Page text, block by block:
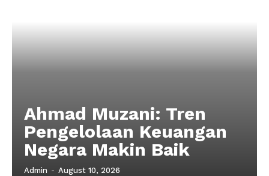
Ahmad Muzani: Tren
Pengelolaan Keuangan
Negara Makin Baik
Admin - August 10, 2026